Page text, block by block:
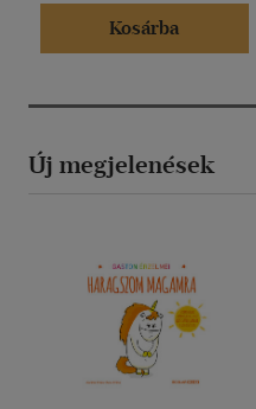
Kosárba
Új megjelenések